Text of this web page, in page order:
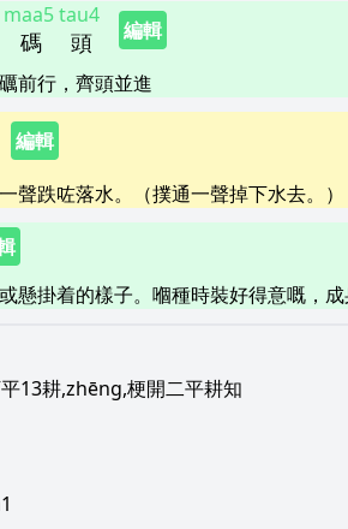
碼
maa5
頭
tau4
編輯
前行，齊頭並進
編輯
聲跌咗落水。（撲通一聲掉下水去。）
懸掛着的樣子。嗰種時裝好得意嘅，
13耕,zhēng,梗開二平耕知